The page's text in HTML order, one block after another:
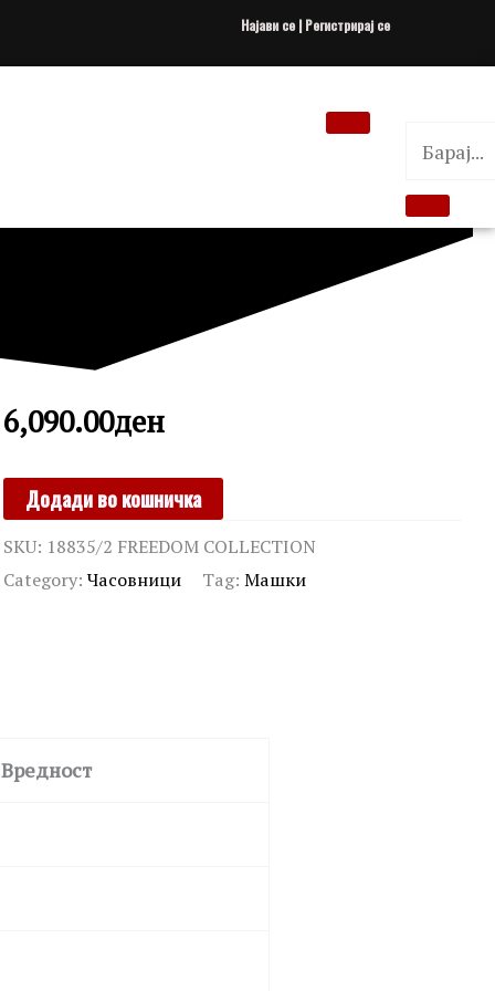
Најави се | Регистрирај се
6,090.00ден
LOTUS
Додади во кошничка
SKU: 18835/2 FREEDOM COLLECTION
Category:Часовници Tag:Машки
Вредност